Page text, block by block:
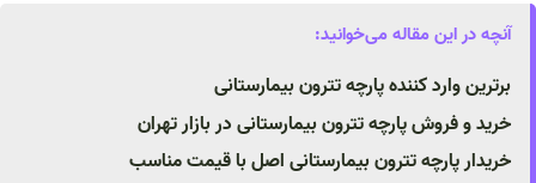
آنچه در این مقاله می‌خوانید:
برترین وارد کننده پارچه تترون بیمارستانی
خرید و فروش پارچه تترون بیمارستانی در بازار تهران
خریدار پارچه تترون بیمارستانی اصل با قیمت مناسب